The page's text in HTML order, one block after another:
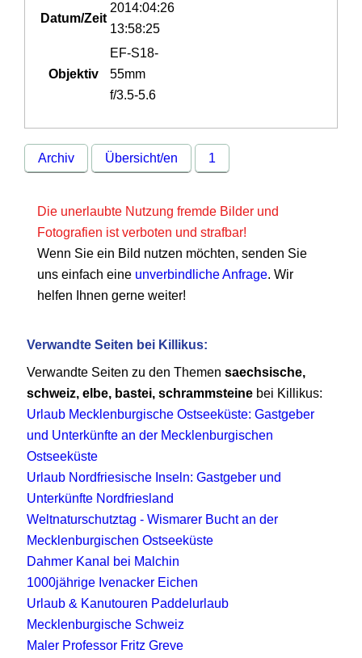
Datum/Zeit
2014:04:26
13:58:25
Objektiv
EF-S18-
55mm
f/3.5-5.6
Archiv Übersicht/en 1
Die unerlaubte Nutzung fremde Bilder und
Fotografien ist verboten und strafbar!
Wenn Sie ein Bild nutzen möchten, senden Sie
uns einfach eine unverbindliche Anfrage. Wir
helfen Ihnen gerne weiter!
Verwandte Seiten bei Killikus:
Verwandte Seiten zu den Themensaechsische,
schweiz, elbe, bastei, schrammsteine bei Killikus:
Urlaub Mecklenburgische Ostseeküste: Gastgeber
und Unterkünfte an der Mecklenburgischen
Ostseeküste
Urlaub Nordfriesische Inseln: Gastgeber und
Unterkünfte Nordfriesland
Weltnaturschutztag - Wismarer Bucht an der
Mecklenburgischen Ostseeküste
Dahmer Kanal bei Malchin
1000jährige Ivenacker Eichen
Urlaub & Kanutouren Paddelurlaub
Mecklenburgische Schweiz
Maler Professor Fritz Greve